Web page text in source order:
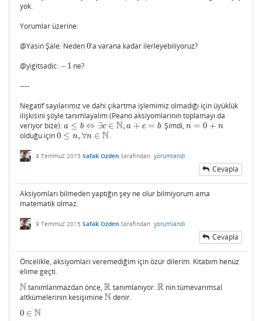
yok.
Yorumlar üzerine:
@Yasin Şale: Neden0
0'a varana kadar ilerleyebiliyoruz?
@yigitsadic: −1
−1 ne?
----
Negatif sayılarımız ve dahi çıkartma işlemimiz olmadığı için üyüklük
ilişkisini şöyle tanımlayalım (Peano aksiyomlarının toplamayı da
veriyor bize): a ≤ b ⇔ ∃c ∈ N, a + c = b
a≤b⇔∃c∈ N,a +c =b . Şimdi,n = 0 + n
n=0+ n
olduğu için0 ≤ n, ∀n ∈ N
0 ≤n, ∀n ∈N .
9 Temmuz 2015 Safak Ozden tarafından yorumlandı
Cevapla
Aksiyomları bilmeden yaptığın şey ne olur bilmiyorum ama
matematik olmaz.
9 Temmuz 2015 Safak Ozden tarafından yorumlandı
Cevapla
Öncelikle, aksiyomları veremediğim için özür dilerim. Kitabım henüz
elime geçti.
N
N tanımlanmazdan önce,R
R tanımlanıyor.R
R nin tümevarımsal
altkümelerinin kesişimine N
N denir.
0 ∈ N
0 ∈N